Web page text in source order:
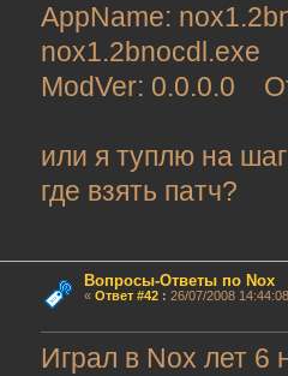
AppName:
nox1.2bnocdl.exe
ModVer: 0.0.0.0
или я туплю на
где взять патч?
Вопросы-Ответы по Nox
« Ответ #42: 26/07/2008
Играл в Nox лет 6